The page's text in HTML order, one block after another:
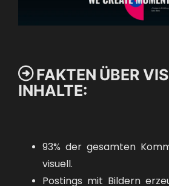
 FAKTEN ÜBER
INHALTE:
93% der gesamten
visuell.
Postings mit Bildern